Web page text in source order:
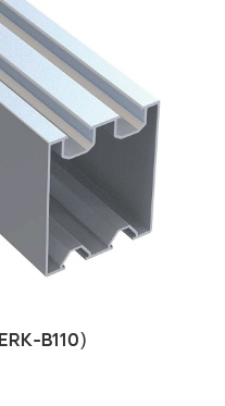
ERK-B110)